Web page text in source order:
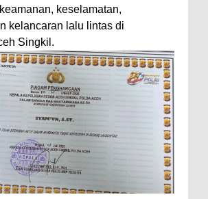
keselamatan,
kelancaran lalu lintas di
Singkil.